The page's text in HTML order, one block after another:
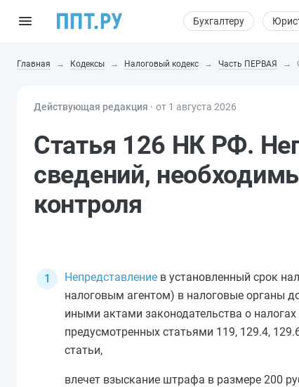
Бухгалтеру
Главная Кодексы Налоговый кодекс Часть ПЕРВАЯ
Действующая редакция ⸱ от 1 августа 2026
Статья 126 НК РФ.
сведений,
контроля
Непредставление в установленный срок
налоговым агентом) в налоговые органы
иными актами законодательства о
предусмотренных статьями 119, 129.4,
статьи,
влечет взыскание штрафа в размере 200